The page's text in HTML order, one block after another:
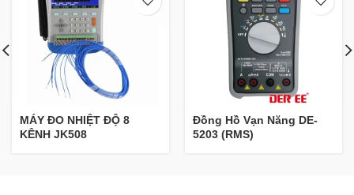
MÁY ĐO NHIỆT ĐỘ 8
KÊNH JK508
Đồng Hồ Vạn Năng DE-
5203 (RMS)